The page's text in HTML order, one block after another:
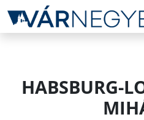
HABSBURG-